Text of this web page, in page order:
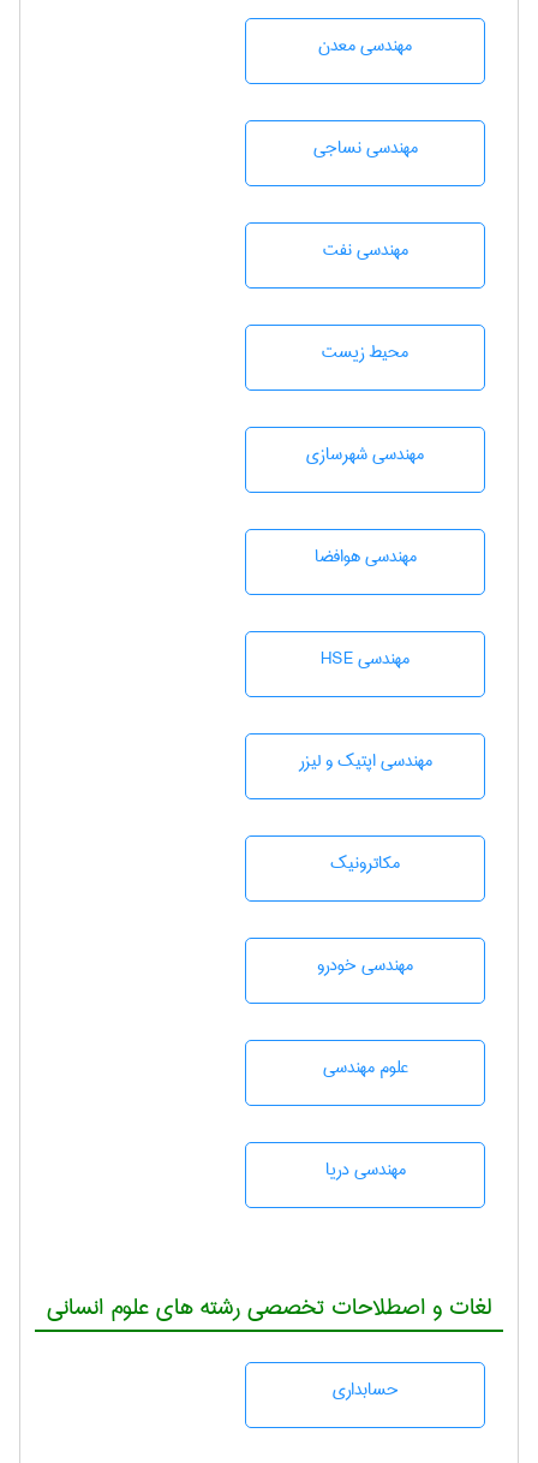
مهندسی معدن
مهندسي نساجی
مهندسی نفت
محيط زيست
مهندسی شهرسازی
مهندسی هوافضا
مهندسی HSE
مهندسی اپتیک و لیزر
مکاترونیک
مهندسی خودرو
علوم مهندسی
مهندسی دریا
لغات و اصطلاحات تخصصی رشته های علوم انسانی
حسابداری